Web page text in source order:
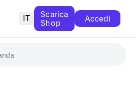
IT
Scarica
Shop
Accedi